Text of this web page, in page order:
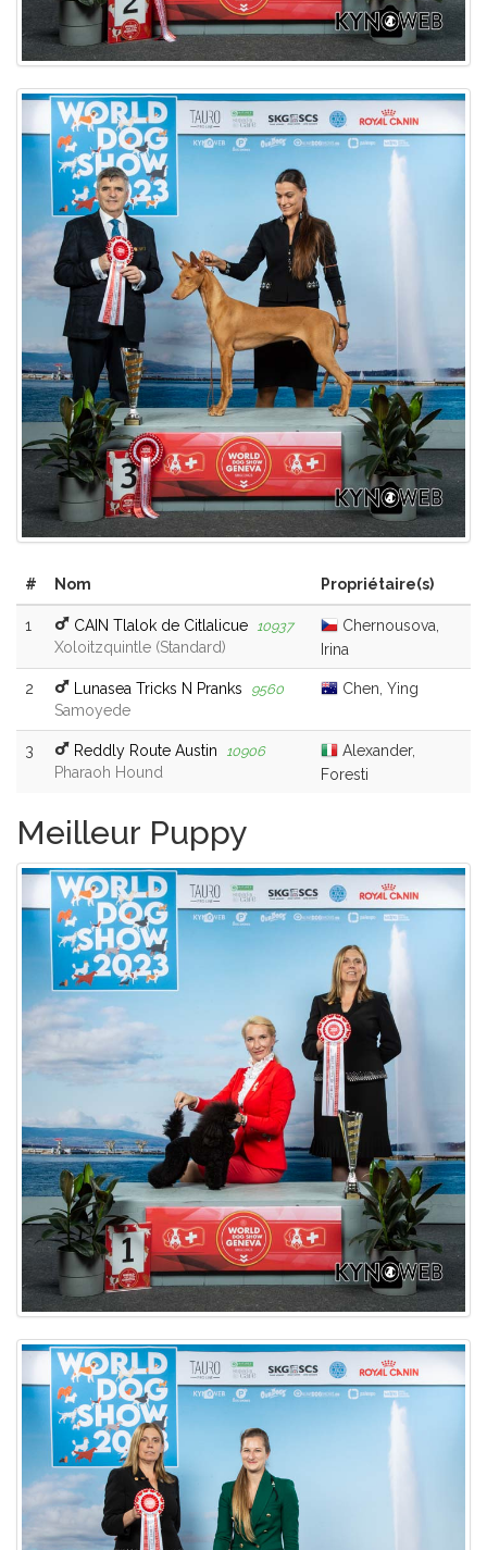
# Nom Propriétaire(s)
1 CAIN Tlalok de Citlalicue 10937
Xoloitzquintle (Standard)
Chernousova,
Irina
2 Lunasea Tricks N Pranks 9560
Samoyede
Chen, Ying
3 Reddly Route Austin 10906
Pharaoh Hound
Alexander,
Foresti
Meilleur Puppy